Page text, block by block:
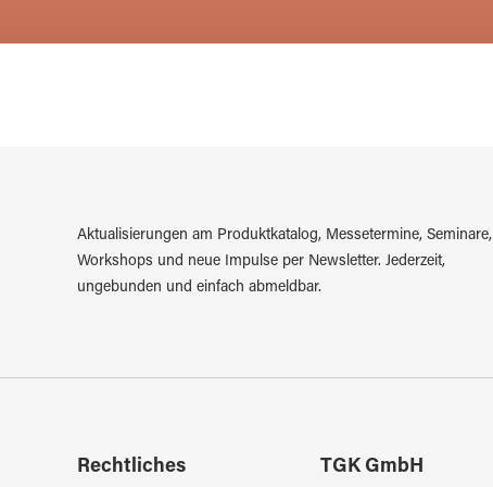
Aktualisierungen am Produktkatalog, Messetermine, Seminare,
Workshops und neue Impulse per Newsletter. Jederzeit,
ungebunden und einfach abmeldbar.
Rechtliches TGK GmbH